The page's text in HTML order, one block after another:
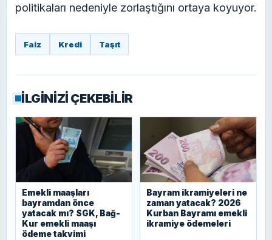
politikaları nedeniyle zorlaştığını ortaya koyuyor.
Faiz Kredi Taşıt
İLGİNİZİ ÇEKEBİLİR
Emekli maaşları
bayramdan önce
yatacak mı? SGK, Bağ-
Kur emekli maaşı
ödeme takvimi
Bayram ikramiyeleri ne
zaman yatacak? 2026
Kurban Bayramı emekli
ikramiye ödemeleri